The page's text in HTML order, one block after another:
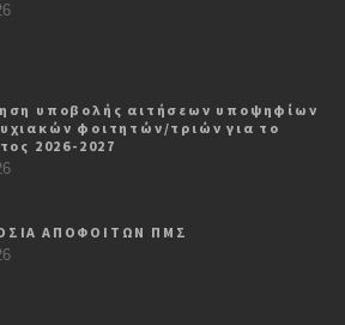
υποβολής αιτήσεων υποψηφίων
φοιτητών/τριών για το
2026-2027
ΑΠΟΦΟΙΤΩΝ ΠΜΣ